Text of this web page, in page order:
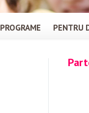
PROGRAME PENTRU